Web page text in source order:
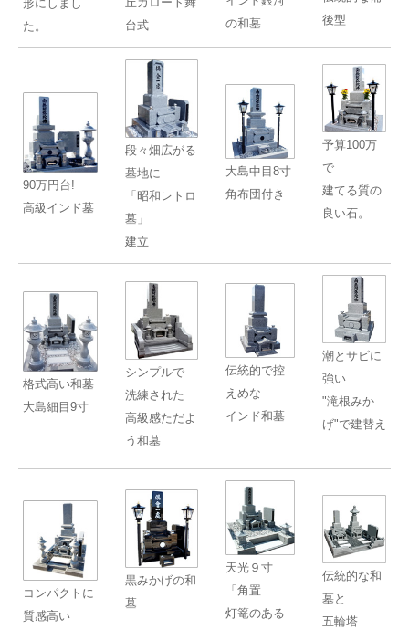
形にしまし
た。
台式
の和墓
後型
90万円台!
高級インド墓
段々畑広がる
墓地に
「昭和レトロ
墓」
建立
大島中目8寸
角布団付き
予算100万
で
建てる質の
良い石。
格式高い和墓
大島細目9寸
シンプルで
洗練された
高級感ただよ
う和墓
伝統的で控
えめな
インド和墓
潮とサビに
強い
"滝根みか
げ"で建替え
コンパクトに
質感高い
黒みかげの和
墓
天光９寸
「角置
灯篭のある
伝統的な和
墓と
五輪塔